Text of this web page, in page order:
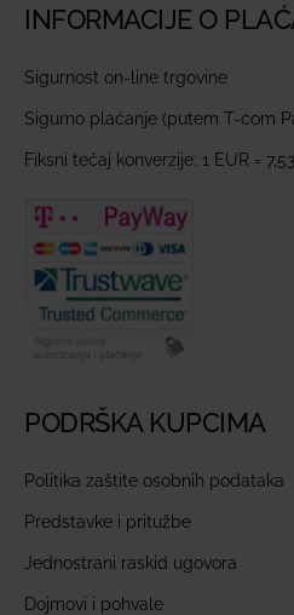
INFORMACIJE O
Sigurnost on-line trgovine
Sigurno plaćanje (putem T-com
Fiksni tečaj konverzije: 1 EUR =
PODRŠKA KUPCIMA
Politika zaštite osobnih podataka
Predstavke i pritužbe
Jednostrani raskid ugovora
Dojmovi i pohvale